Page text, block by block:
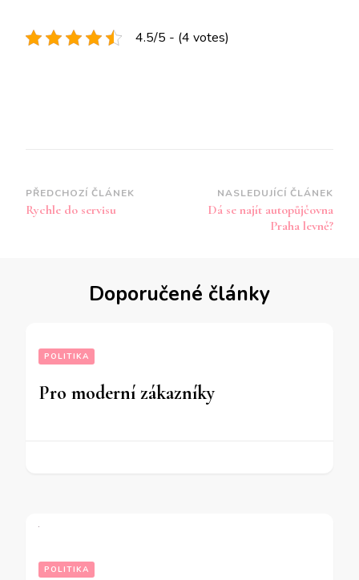
4.5/5 - (4 votes)
Navigace
příspěvku
PŘEDCHOZÍ ČLÁNEK
Rychle do servisu
NASLEDUJÍCÍ ČLÁNEK
Dá se najít autopůjčovna
Praha levně?
Doporučené články
POLITIKA
Pro moderní zákazníky
POLITIKA